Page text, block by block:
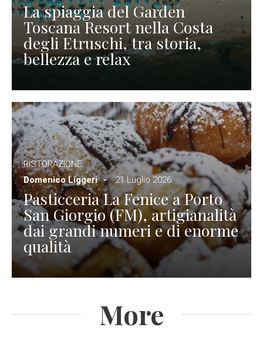
La spiaggia del Garden
Toscana Resort nella Costa
degli Etruschi, tra storia,
bellezza e relax
RISTORAZIONE
Domenico Liggeri
21 Luglio 2026
Pasticceria La Fenice a Porto
San Giorgio (FM), artigianalità
dai grandi numeri e di enorme
qualità
More